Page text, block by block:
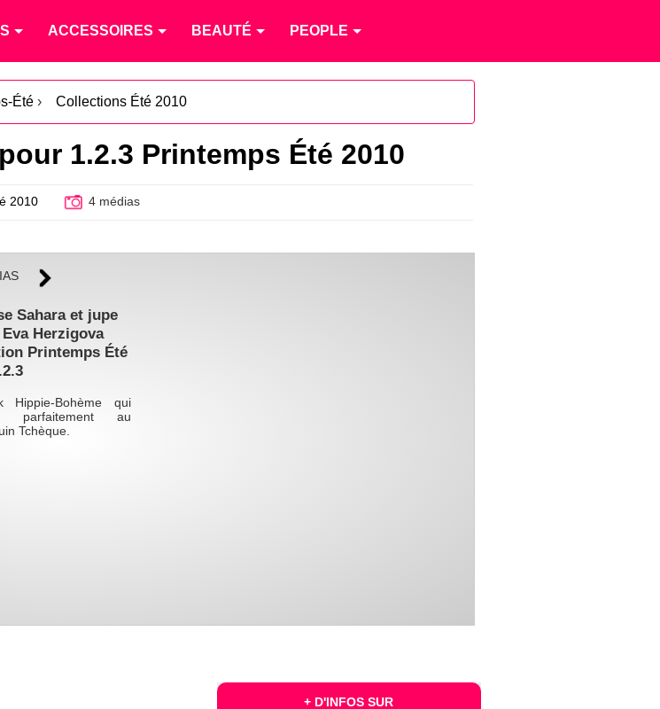
ACCESSOIRES BEAUTÉ PEOPLE
Été › Collections Été 2010
1.2.3 Printemps Été 2010
2010 4 médias
Sahara et jupe
Herzigova
Printemps Été
Hippie-Bohème qui
parfaitement au
Tchèque.
+ D'INFOS SUR